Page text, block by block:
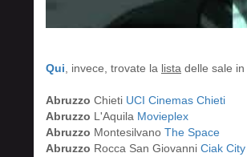
Qui , invece, trovate la lista delle sale in
Abruzzo Chieti UCI Cinemas Chieti
Abruzzo L'Aquila Movieplex
Abruzzo Montesilvano The Space
Abruzzo Rocca San Giovanni Ciak City